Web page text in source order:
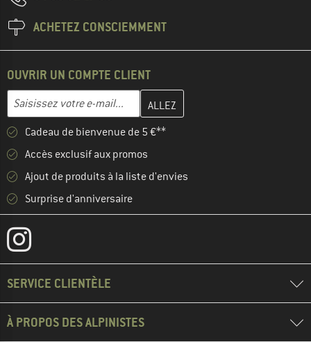
ACHETEZ CONSCIEMMENT
OUVRIR UN COMPTE CLIENT
Adresse e-mail
Entrez votre adresse e-mail ici et créez votre compte client à la
Cadeau de bienvenue de 5 €**
Accès exclusif aux promos
Ajout de produits à la liste d'envies
Surprise d'anniversaire
SERVICE CLIENTÈLE
À PROPOS DES ALPINISTES